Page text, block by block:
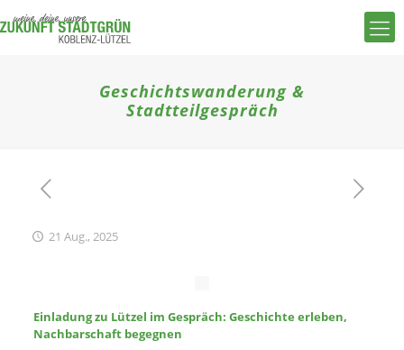
Geschichtswanderung &
Stadtteilgespräch
21 Aug., 2025
Einladung zu Lützel im Gespräch: Geschichte erleben,
Nachbarschaft begegnen